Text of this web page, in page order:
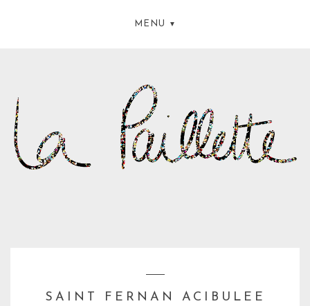
MENU
SAINT FERNAN ACIBULEE